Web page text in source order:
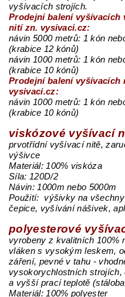
vyšívacích strojích.
Prodejní balení vyšívacích
nití zn. vysivaci.cz:
návin 5000 metrů: 1 kón
(krabice 12 kónů)
návin 1000 metrů: 1 kón
(krabice 10 kónů)
Prodejní balení vyšívacích
vysivaci.cz:
návin 1000 metrů: 1 kón
(krabice 10 kónů)
viskózové vyšívací
prvotřídní vyšívací nitě,
výšivce
Materiál: 100% viskóza
Síla: 120D/2
Návin: 1000m nebo 5000m
Použití: výšivky na
čepice, vyšívání nášivek,
polyesterové
vyrobeny z kvalitních 100%
vláken s vysokým leskem,
záření, pevné v tahu -
vysokorychlostních
a vyšší prací teplotě
Materiál: 100% polyester